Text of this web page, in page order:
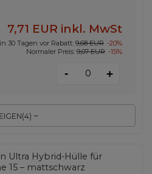
(4)
7,71 EUR inkl. MwSt
30 Tagen vor Rabatt: 9,68 EUR -20%
Normaler Preis: 9,07 EUR -15%
- +
Ultra Hybrid-Hülle für
15 – mattschwarz